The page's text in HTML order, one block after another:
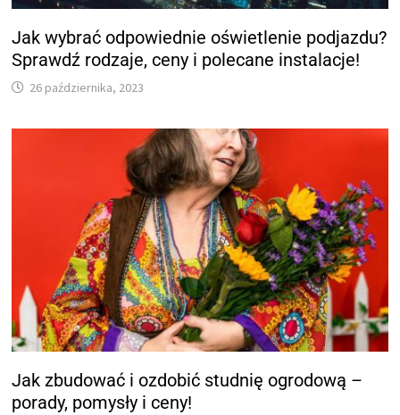
Jak wybrać odpowiednie oświetlenie podjazdu?
Sprawdź rodzaje, ceny i polecane instalacje!
26 października, 2023
Jak zbudować i ozdobić studnię ogrodową –
porady, pomysły i ceny!